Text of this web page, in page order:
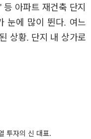
아파트 재건축 단지
눈에 많이 뛴다. 여느
상황. 단지 내 상가로
투자의 신 대표.